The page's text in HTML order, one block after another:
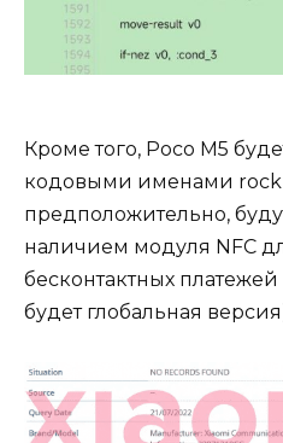
Кроме того, Poco M5
кодовыми именами rock
предположительно,
наличием модуля NFC
бесконтактных платежей
будет глобальная